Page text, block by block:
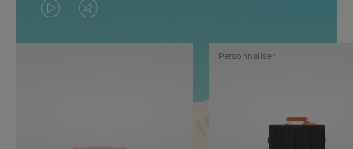
LA
VIDÉO
LE
SON
Personnaliser